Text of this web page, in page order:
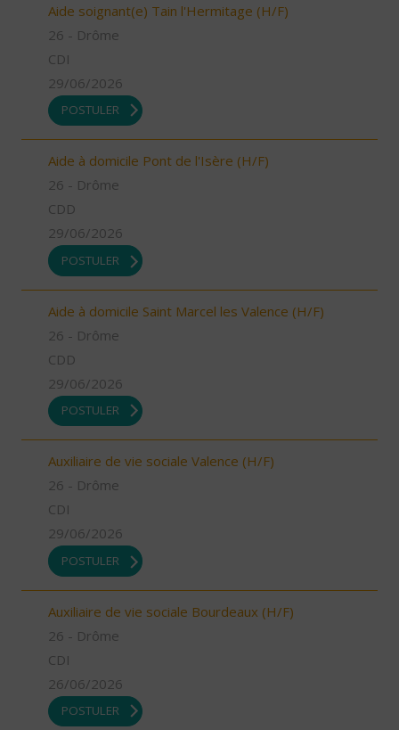
Aide soignant(e) Tain l'Hermitage (H/F)
26 - Drôme
CDI
29/06/2026
POSTULER
Aide à domicile Pont de l'Isère (H/F)
26 - Drôme
CDD
29/06/2026
POSTULER
Aide à domicile Saint Marcel les Valence (H/F)
26 - Drôme
CDD
29/06/2026
POSTULER
Auxiliaire de vie sociale Valence (H/F)
26 - Drôme
CDI
29/06/2026
POSTULER
Auxiliaire de vie sociale Bourdeaux (H/F)
26 - Drôme
CDI
26/06/2026
POSTULER